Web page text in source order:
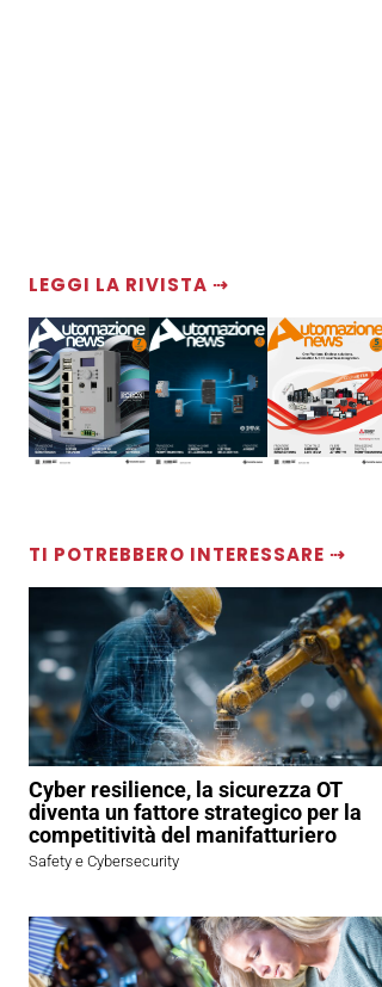
LEGGI LA RIVISTA ⇢
TI POTREBBERO INTERESSARE ⇢
Cyber resilience, la sicurezza OT
diventa un fattore strategico per la
competitività del manifatturiero
Safety e Cybersecurity